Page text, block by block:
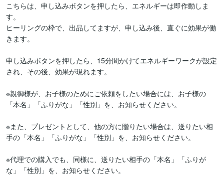
こちらは、申し込みボタンを押したら、エネルギーは即作動しま
す。
ヒーリングの枠で、出品してますが、申し込み後、直ぐに効果が働
きます。
申し込みボタンを押したら、15分間かけてエネルギーワークが設定
され、その後、効果が現れます。
※親御様が、お子様のためにご依頼をしたい場合には、お子様の
「本名」「ふりがな」「性別」を、お知らせください。
※また、プレゼントとして、他の方に贈りたい場合は、送りたい相
手の「本名」「ふりがな」「性別」を、お知らせください。
※代理での購入でも、同様に、送りたい相手の「本名」「ふりが
な」「性別」を、お知らせください。